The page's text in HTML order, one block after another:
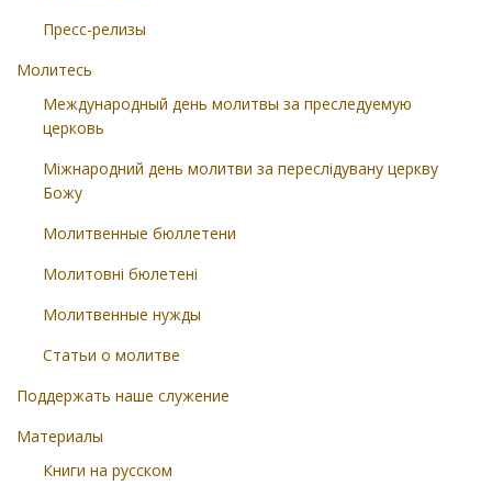
Пресс-релизы
Молитесь
Международный день молитвы за преследуемую
церковь
Міжнародний день молитви за переслідувану церкву
Божу
Молитвенные бюллетени
Молитовні бюлетені
Молитвенные нужды
Статьи о молитве
Поддержать наше служение
Материалы
Книги на русском